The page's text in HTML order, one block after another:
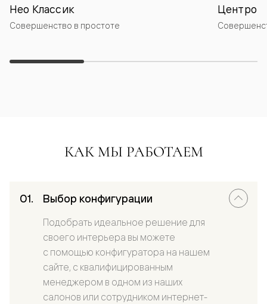
Нео Классик
Совершенство в простоте
Центро
КАК МЫ РАБОТАЕМ
Выбор конфигурации
Подобрать идеальное решение для
своего интерьера вы можете
с помощью конфигуратора на нашем
сайте, с квалифицированным
менеджером в одном из наших
салонов или сотрудником интернет-